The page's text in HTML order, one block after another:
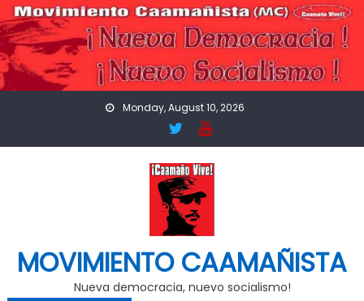
Skip
to
content
Monday, August 10, 2026
MOVIMIENTO CAAMAÑISTA
Nueva democracia, nuevo socialismo!